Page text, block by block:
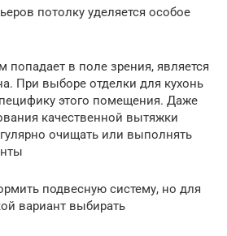
потолку уделяется особое
попадает в поле зрения, является
При выборе отделки для кухонь
этого помещения. Даже
качественной вытяжки
очищать или выполнять
подвесную систему, но для
вариант выбирать